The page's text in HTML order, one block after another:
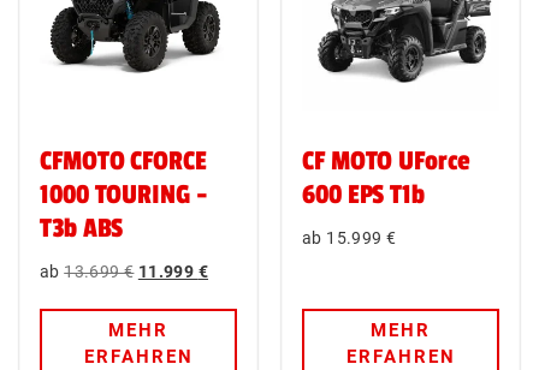
CFMOTO CFORCE
1000 TOURING -
T3b ABS
13.699€ 11.999 €
MEHR
ERFAHREN
CF MOTO UForce
600 EPS T1b
15.999€
MEHR
ERFAHREN